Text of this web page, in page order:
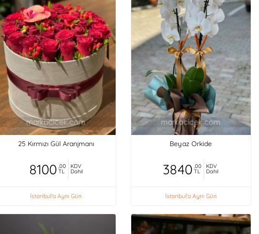
25 Kırmızı Gül Aranjmanı
8100 ,00
TL
KDV
Dahil
İstanbul'a Aynı Gün
Beyaz Orkide
3840 ,00
TL
KDV
Dahil
İstanbul'a Aynı Gün